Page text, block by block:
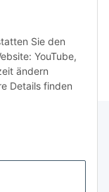
Sie den
YouTube,
ändern
Details finden